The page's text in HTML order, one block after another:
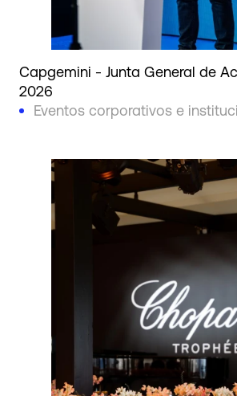
Capgemini - Junta General de
2026
Eventos corporativos e